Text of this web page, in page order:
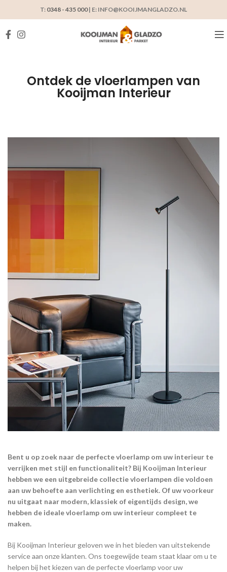
T: 0348 - 435 000| E: INFO@KOOIJMANGLADZO.NL
Ontdek de vloerlampen van
Kooijman Interieur
Bent u op zoek naar de perfecte vloerlamp om uw interieur te
verrijken met stijl en functionaliteit? Bij Kooijman Interieur
hebben we een uitgebreide collectie vloerlampen die voldoen
aan uw behoefte aan verlichting en esthetiek. Of uw voorkeur
nu uitgaat naar modern, klassiek of eigentijds design, we
hebben de ideale vloerlamp om uw interieur compleet te
maken.
Bij Kooijman Interieur geloven we in het bieden van uitstekende
service aan onze klanten. Ons toegewijde team staat klaar om u te
helpen bij het kiezen van de perfecte vloerlamp voor uw